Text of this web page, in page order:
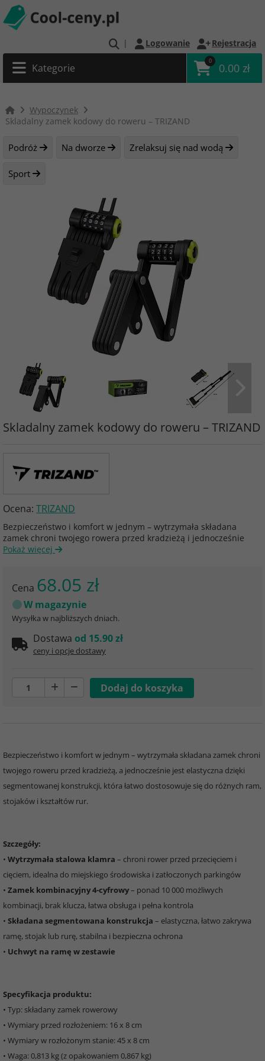
| Logowanie Rejestracja
Kategorie
0
0.00 zł
Wypoczynek
Skladalny zamek kodowy do roweru – TRIZAND
Podróż Na dworze Zrelaksuj się nad wodą
Sport
Skladalny zamek kodowy do roweru – TRIZAND
Ocena: TRIZAND
Bezpieczeństwo i komfort w jednym – wytrzymała składana
zamek chroni twojego rowera przed kradzieżą i jednocześnie
Pokaż więcej
Cena 68.05 zł
W magazynie
Wysyłka w najbliższych dniach.
Dostawa od 15.90 zł
ceny i opcje dostawy
Bezpieczeństwo i komfort w jednym – wytrzymała składana zamek chroni
twojego roweru przed kradzieżą, a jednocześnie jest elastyczna dzięki
segmentowanej konstrukcji, która łatwo dostosowuje się do różnych ram,
stojaków i kształtów rur.
Szczegóły:
• Wytrzymała stalowa klamra – chroni rower przed przecięciem i
cięciem, idealna do miejskiego środowiska i zatłoczonych parkingów
• Zamek kombinacyjny 4-cyfrowy– ponad 10 000 możliwych
kombinacji, brak klucza, łatwa obsługa i pełna kontrola
• Składana segmentowana konstrukcja – elastyczna, łatwo zakrywa
ramę, stojak lub rurę, stabilna i bezpieczna ochrona
• Uchwyt na ramę w zestawie
Specyfikacja produktu:
• Typ: składany zamek rowerowy
• Wymiary przed rozłożeniem: 16 x 8 cm
• Wymiary w rozłożonym stanie: 45 x 8 cm
• Waga: 0,813 kg (z opakowaniem 0,867 kg)